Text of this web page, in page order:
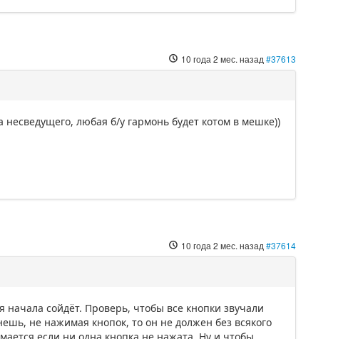
10 года 2 мес. назад #37613
несведущего, любая б/у гармонь будет котом в мешке))
10 года 2 мес. назад #37614
сойдёт. Проверь, чтобы все кнопки звучали
не нажимая кнопок, то он не должен без всякого